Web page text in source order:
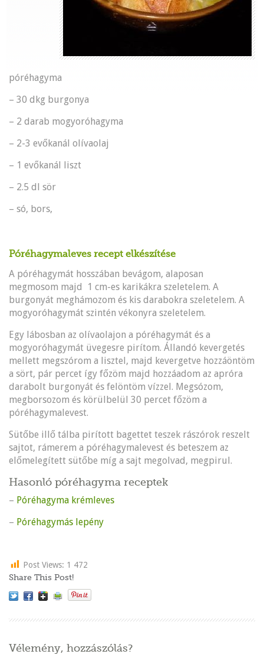
póréhagyma
– 30 dkg burgonya
– 2 darab mogyoróhagyma
– 2-3 evőkanál olívaolaj
– 1 evőkanál liszt
– 2.5 dl sör
– só, bors,
Póréhagymaleves recept elkészítése
A póréhagymát hosszában bevágom, alaposan
megmosom majd 1 cm-es karikákra szeletelem. A
burgonyát meghámozom és kis darabokra szeletelem. A
mogyoróhagymát szintén vékonyra szeletelem.
Egy lábosban az olívaolajon a póréhagymát és a
mogyoróhagymát üvegesre pirítom. Állandó kevergetés
mellett megszórom a lisztel, majd kevergetve hozzáöntöm
a sört, pár percet így főzöm majd hozzáadom az apróra
darabolt burgonyát és felöntöm vízzel. Megsózom,
megborsozom és körülbelül 30 percet főzöm a
póréhagymalevest.
Sütőbe illő tálba pirított bagettet teszek rászórok reszelt
sajtot, rámerem a póréhagymalevest és beteszem az
előmelegített sütőbe míg a sajt megolvad, megpirul.
Hasonló póréhagyma receptek
– Póréhagyma krémleves
– Póréhagymás lepény
Post Views: 1 472
Share This Post!
Vélemény, hozzászólás?